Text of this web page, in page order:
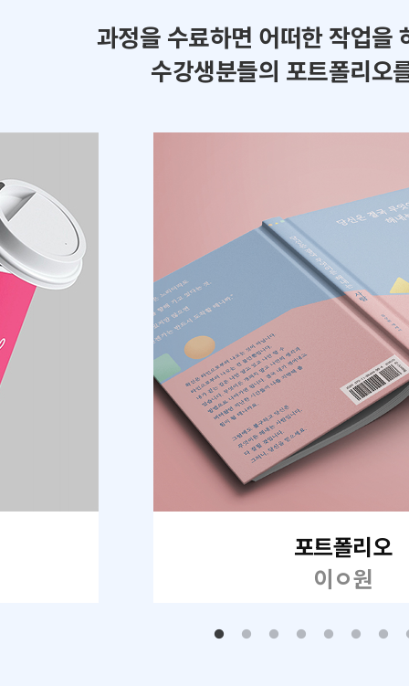
과정을 수료하면 어떠한 작업을
수강생분들의 포트폴리오
포트폴리오
이ㅇ원